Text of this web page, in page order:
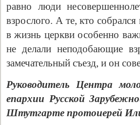
равно люди
взрослого. А те, кто
в жизнь церкви особенно
не делали неподобающие
замечательный съезд, и он
Руководитель Центра
епархии Русской
Штутгарте протоиерей